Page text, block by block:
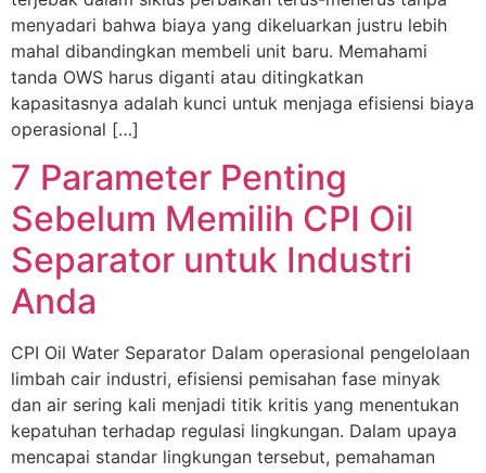
menyadari bahwa biaya yang dikeluarkan justru lebih
mahal dibandingkan membeli unit baru. Memahami
tanda OWS harus diganti atau ditingkatkan
kapasitasnya adalah kunci untuk menjaga efisiensi biaya
operasional […]
7 Parameter Penting
Sebelum Memilih CPI Oil
Separator untuk Industri
Anda
CPI Oil Water Separator Dalam operasional pengelolaan
limbah cair industri, efisiensi pemisahan fase minyak
dan air sering kali menjadi titik kritis yang menentukan
kepatuhan terhadap regulasi lingkungan. Dalam upaya
mencapai standar lingkungan tersebut, pemahaman